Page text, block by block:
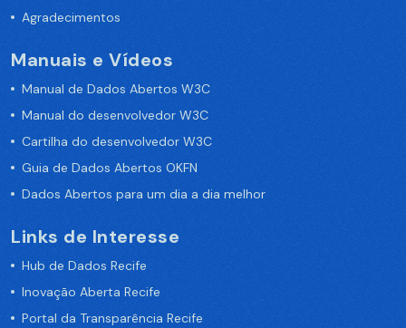
Agradecimentos
Manuais e Vídeos
Manual de Dados Abertos W3C
Manual do desenvolvedor W3C
Cartilha do desenvolvedor W3C
Guia de Dados Abertos OKFN
Dados Abertos para um dia a dia melhor
Links de Interesse
Hub de Dados Recife
Inovação Aberta Recife
Portal da Transparência Recife